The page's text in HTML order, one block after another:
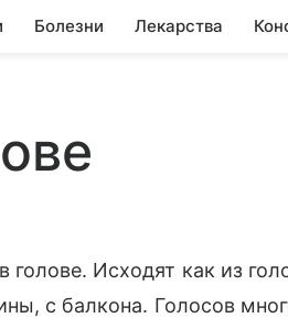
Болезни Лекарства
Исходят как из
с балкона. Голосов